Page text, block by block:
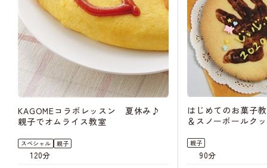
KAGOMEコラボレッスン 夏休み♪
親子でオムライス教室
スペシャル 親子
120分
はじめてのお菓子
＆スノーボールク
親子
90分